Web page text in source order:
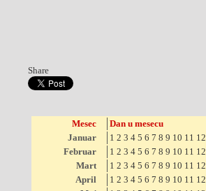
Share
Mesec
Dan u mesecu
Januar
1 2 3 4 5 6 7 8 9 10 11 12
Februar
1 2 3 4 5 6 7 8 9 10 11 12
Mart
1 2 3 4 5 6 7 8 9 10 11 12
April
1 2 3 4 5 6 7 8 9 10 11 12